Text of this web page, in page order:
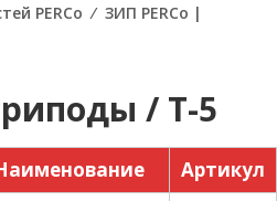
PERCo ⁄ ЗИП PERCo |
/ T-5
Артикул